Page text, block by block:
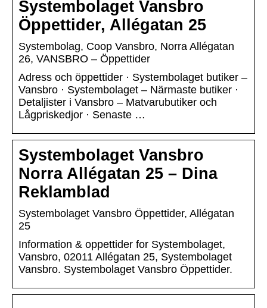
Systembolaget Vansbro
Öppettider, Allégatan 25
Systembolag, Coop Vansbro, Norra Allégatan
26, VANSBRO – Öppettider
Adress och öppettider · Systembolaget butiker –
Vansbro · Systembolaget – Närmaste butiker ·
Detaljister i Vansbro – Matvarubutiker och
Lågpriskedjor · Senaste …
Systembolaget Vansbro
Norra Allégatan 25 – Dina
Reklamblad
Systembolaget Vansbro Öppettider, Allégatan
25
Information & oppettider for Systembolaget,
Vansbro, 02011 Allégatan 25, Systembolaget
Vansbro. Systembolaget Vansbro Öppettider.